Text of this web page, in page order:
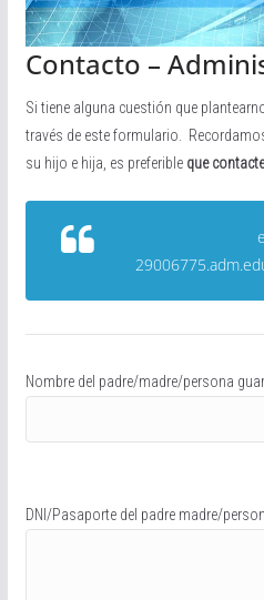
Contacto –
Si tiene alguna cuestión que
través de este formulario.
su hijo e hija, es preferible que
Nombre del padre/madre/persona
DNI/Pasaporte del padre madre/